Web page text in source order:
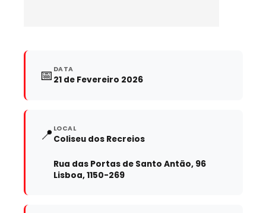
📅 DATA
21 de Fevereiro 2026
📍 LOCAL
Coliseu dos Recreios
Rua das Portas de Santo Antão, 96
Lisboa, 1150-269